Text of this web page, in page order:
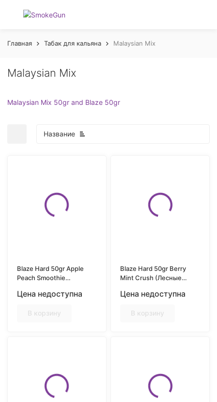
Главная Табак для кальяна Malaysian Mix
Malaysian Mix
Malaysian Mix 50gr and Blaze 50gr
Название
Blaze Hard 50gr Apple
Peach Smoothie
Смузи)
Цена недоступна
В корзину
Blaze Hard 50gr Berry
Mint Crush (Лесные
Цена недоступна
В корзину